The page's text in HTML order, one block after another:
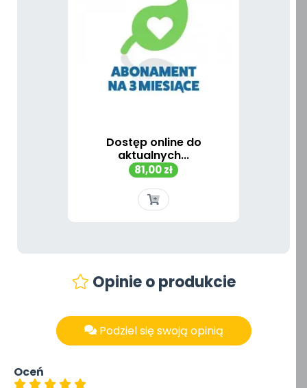
Dostęp online do
aktualnych...
Cena
81,00 zł
Opinie o produkcie
Podziel się swoją opinią
Oceń